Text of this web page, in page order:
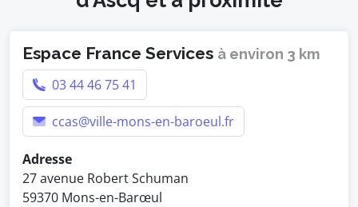
Espace France Services à environ 3 km
03 44 46 75 41
ccas@ville-mons-en-baroeul.fr
Adresse
27 avenue Robert Schuman
59370 Mons-en-Barœul